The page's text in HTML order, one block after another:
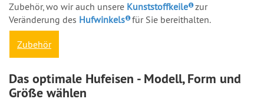
Zubehör, wo wir auch unsere Kunststoffkeile zur
Veränderung des Hufwinkels für Sie bereithalten.
Zubehör
Das optimale Hufeisen - Modell, Form und
Größe wählen